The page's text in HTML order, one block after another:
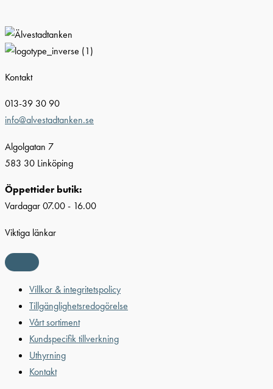
Kontakt
013-39 30 90
info@alvestadtanken.se
Algolgatan 7
583 30 Linköping
Öppettider butik:
Vardagar 07.00 - 16.00
Viktiga länkar
Villkor & integritetspolicy
Tillgänglighetsredogörelse
Vårt sortiment
Kundspecifik tillverkning
Uthyrning
Kontakt